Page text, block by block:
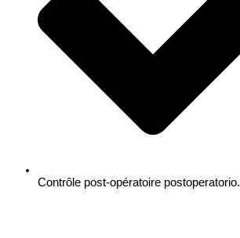
Contrôle post-opératoire postoperatorio.